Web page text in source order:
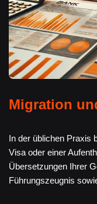
Migration
In der üblichen Praxis
Visa oder einer
Übersetzungen Ihrer
Führungszeugnis